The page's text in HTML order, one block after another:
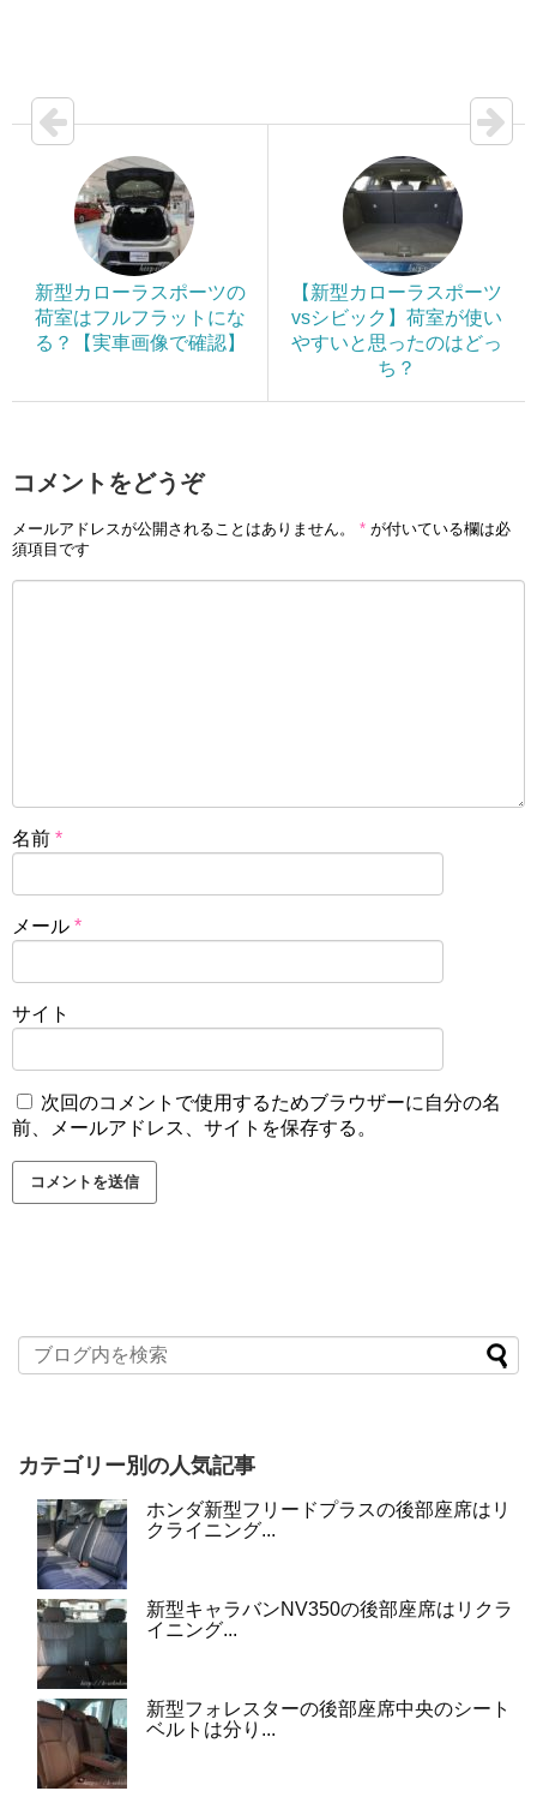
新型カローラスポーツの
荷室はフルフラットにな
る？【実車画像で確認】
【新型カローラスポーツ
vsシビック】荷室が使い
やすいと思ったのはどっ
ち？
コメントをどうぞ
メールアドレスが公開されることはありません。 * が付いている欄は必
須項目です
名前 *
メール *
サイト
次回のコメントで使用するためブラウザーに自分の名
前、メールアドレス、サイトを保存する。
カテゴリー別の人気記事
ホンダ新型フリードプラスの後部座席はリ
クライニング...
新型キャラバンNV350の後部座席はリクラ
イニング...
新型フォレスターの後部座席中央のシート
ベルトは分り...